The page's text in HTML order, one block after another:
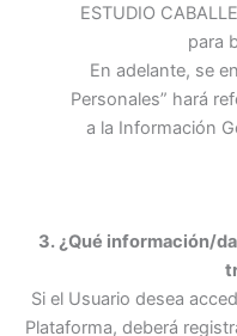
ESTUDIO
para
En adelante, se
Personales” hará
a la Información
3. ¿Qué información/
Si el Usuario desea
Plataforma, deberá